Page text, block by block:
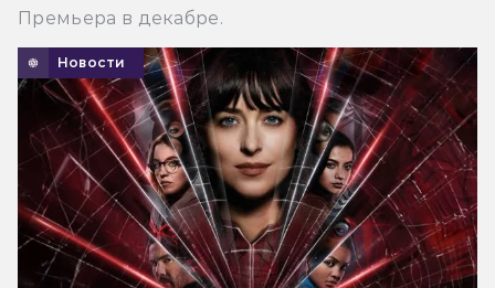
Премьера в декабре.
Новости